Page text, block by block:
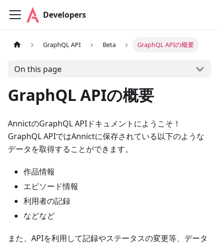
Developers
GraphQL API Beta GraphQL APIの概要
On this page
GraphQL APIの概要
AnnictのGraphQL APIドキュメントにようこそ！
GraphQL APIではAnnictに保存されている以下のような
データを取得することができます。
作品情報
エピソード情報
利用者の記録
などなど
また、APIを利用して記録やステータスの変更等、データ